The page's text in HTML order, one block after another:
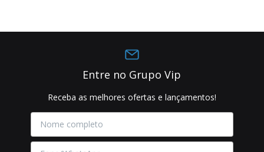
Entre no Grupo Vip
Receba as melhores ofertas e lançamentos!